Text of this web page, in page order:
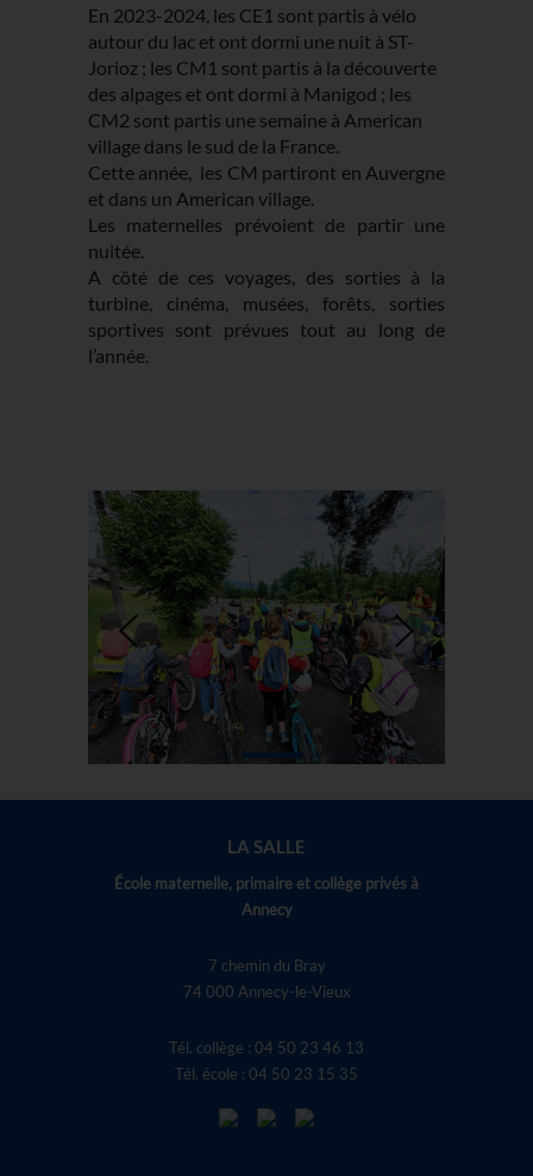
En 2023-2024, les CE1 sont partis à vélo
autour du lac et ont dormi une nuit à ST-
Jorioz ; les CM1 sont partis à la découverte
des alpages et ont dormi à Manigod ; les
CM2 sont partis une semaine à American
village dans le sud de la France.
Cette année, les CM partiront en Auvergne
et dans un American village.
Les maternelles prévoient de partir une
nuitée.
A côté de ces voyages, des sorties à la
turbine, cinéma, musées, forêts, sorties
sportives sont prévues tout au long de
l’année.
LA SALLE
École maternelle, primaire et collège privés à
Annecy
7 chemin du Bray
74 000 Annecy-le-Vieux
Tél. collège : 04 50 23 46 13
Tél. école : 04 50 23 15 35